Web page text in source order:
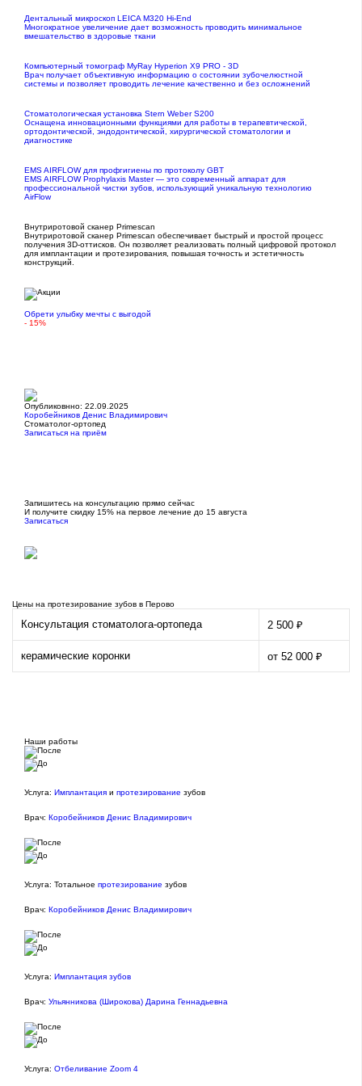
Дентальный микроскоп LEICA M320 Hi-End
Многократное увеличение дает возможность проводить минимальное
вмешательство в здоровые ткани
Компьютерный томограф MyRay Hyperion X9 PRO - 3D
Врач получает объективную информацию о состоянии зубочелюстной
системы и позволяет проводить лечение качественно и без осложнений
Стоматологическая установка Stern Weber S200
Оснащена инновационными функциями для работы в терапевтической,
ортодонтической, эндодонтической, хирургической стоматологии и
диагностике
EMS AIRFLOW для профгигиены по протоколу GBT
EMS AIRFLOW Prophylaxis Master — это современный аппарат для
профессиональной чистки зубов, использующий уникальную технологию
AirFlow
Внутриротовой сканер Primescan
Внутриротовой сканер Primescan обеспечивает быстрый и простой процесс
получения 3D-оттисков. Он позволяет реализовать полный цифровой протокол
для имплантации и протезирования, повышая точность и эстетичность
конструкций.
Обрети улыбку мечты с выгодой
- 15%
Опубликовнно: 22.09.2025
Коробейников Денис Владимирович
Стоматолог-ортопед
Записаться на приём
Запишитесь на консультацию прямо сейчас
И получите скидку 15% на первое лечение до 15 августа
Записаться
Цены на протезирование зубов в Перово
Консультация стоматолога-ортопеда 2 500 ₽
керамические коронки от 52 000 ₽
Наши работы
Услуга: Имплантация и протезирование зубов
Врач: Коробейников Денис Владимирович
Услуга: Тотальное протезирование зубов
Врач: Коробейников Денис Владимирович
Услуга: Имплантация зубов
Врач: Ульянникова (Широкова) Дарина Геннадьевна
Услуга: Отбеливание Zoom 4